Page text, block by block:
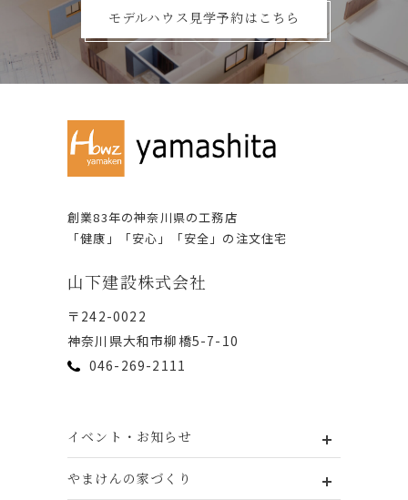
モデルハウス見学予約はこちら
創業83年の神奈川県の⼯務店
「健康」「安⼼」「安全」の注⽂住宅
⼭下建設株式会社
〒242-0022
神奈川県⼤和市柳橋5-7-10
046-269-2111
イベント・お知らせ
やまけんの家づくり